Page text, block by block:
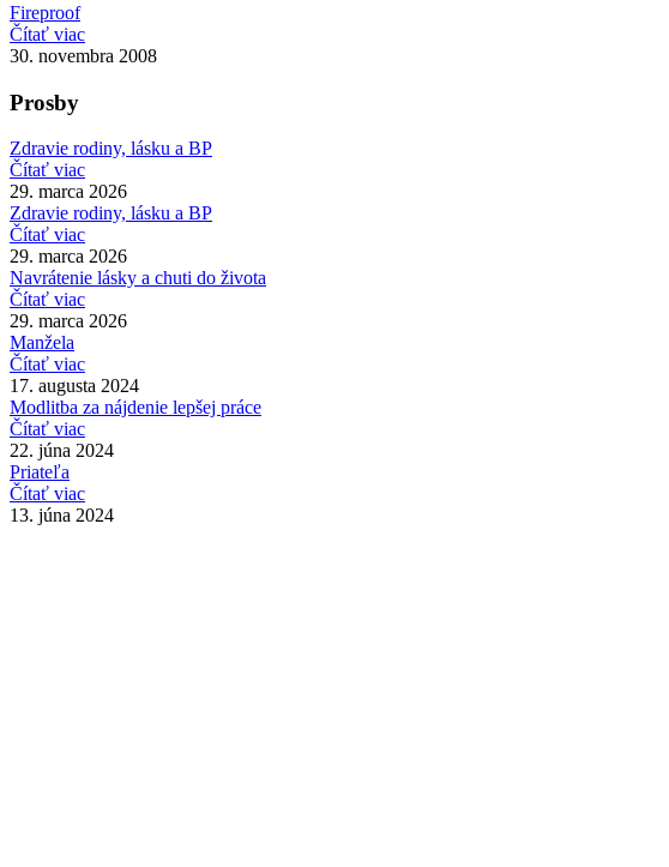
Fireproof
Čítať viac
30. novembra 2008
Prosby
Zdravie rodiny, lásku a BP
Čítať viac
29. marca 2026
Zdravie rodiny, lásku a BP
Čítať viac
29. marca 2026
Navrátenie lásky a chuti do života
Čítať viac
29. marca 2026
Manžela
Čítať viac
17. augusta 2024
Modlitba za nájdenie lepšej práce
Čítať viac
22. júna 2024
Priateľa
Čítať viac
13. júna 2024